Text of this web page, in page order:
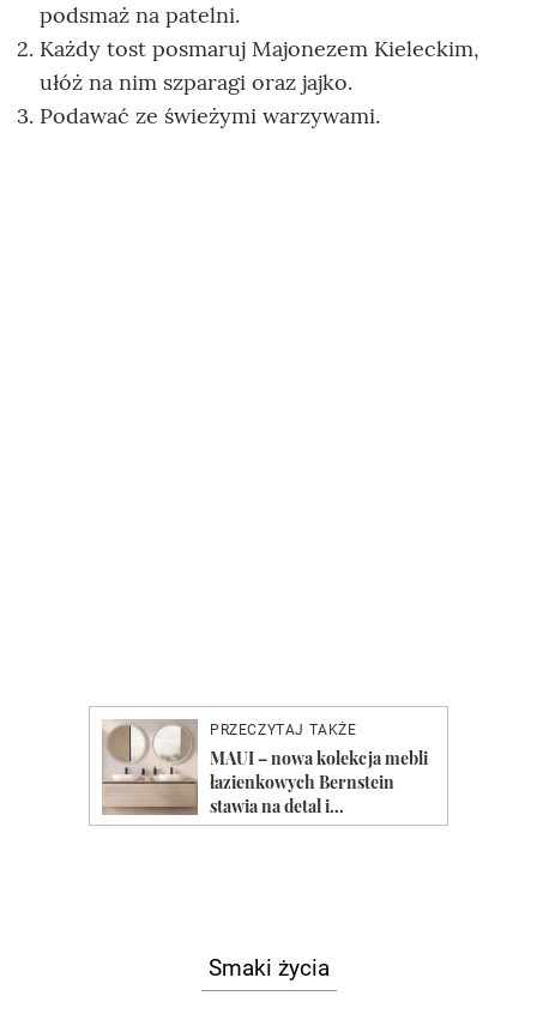
podsmaż na patelni.
Każdy tost posmaruj Majonezem Kieleckim,
ułóż na nim szparagi oraz jajko.
Podawać ze świeżymi warzywami.
Smaki życia